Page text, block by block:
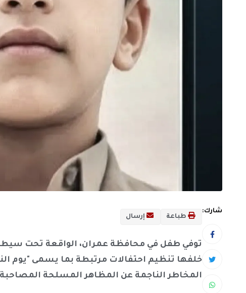
شارك:
طباعة إرسال
توفي طفل في محافظة عمران، الواقعة تحت سيطرة
خلفها تنظيم احتفالات مرتبطة بما يسمى "يوم
المخاطر الناجمة عن المظاهر المسلحة